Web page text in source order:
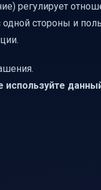
регулирует
стороны и